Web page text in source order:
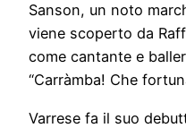
Sanson, un noto
viene scoperto da
come cantante e
“Carràmba! Che
Varrese fa il suo